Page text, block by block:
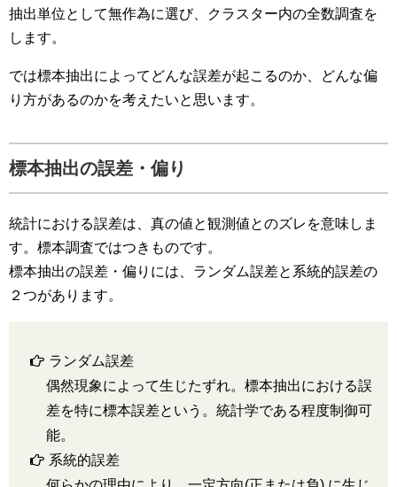
抽出単位として無作為に選び、クラスター内の全数調査を
します。
では標本抽出によってどんな誤差が起こるのか、どんな偏
り方があるのかを考えたいと思います。
標本抽出の誤差・偏り
統計における誤差は、真の値と観測値とのズレを意味しま
す。標本調査ではつきものです。
標本抽出の誤差・偏りには、ランダム誤差と系統的誤差の
２つがあります。
ランダム誤差
偶然現象によって生じたずれ。標本抽出における誤
差を特に標本誤差という。統計学である程度制御可
能。
系統的誤差